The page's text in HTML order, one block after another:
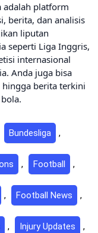
adalah platform
berita, dan analisis
liputan
seperti Liga Inggris,
internasional
Anda juga bisa
berita terkini
Bundesliga ,
, Football ,
, Football News ,
, Injury Updates ,